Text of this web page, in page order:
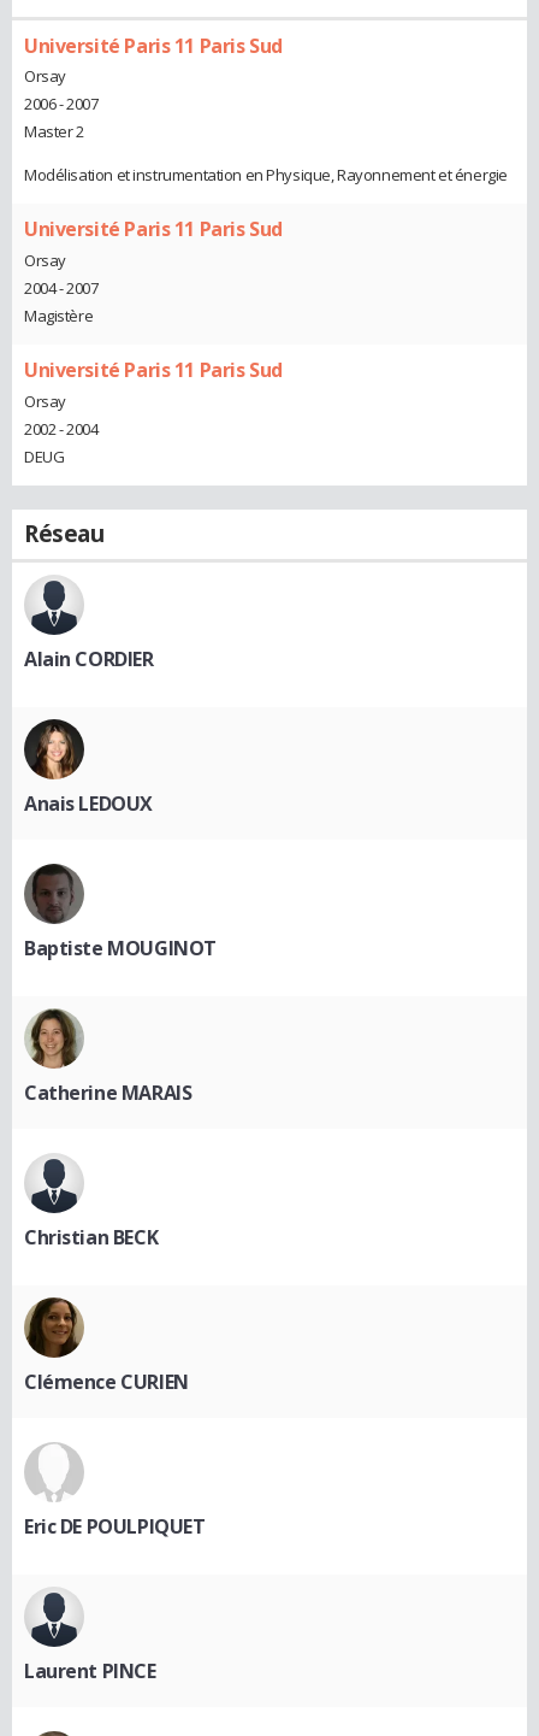
Université Paris 11 Paris Sud
Orsay
2006 - 2007
Master 2
Modélisation et instrumentation en Physique, Rayonnement et énergie
Université Paris 11 Paris Sud
Orsay
2004 - 2007
Magistère
Université Paris 11 Paris Sud
Orsay
2002 - 2004
DEUG
Réseau
Alain CORDIER
Anais LEDOUX
Baptiste MOUGINOT
Catherine MARAIS
Christian BECK
Clémence CURIEN
Eric DE POULPIQUET
Laurent PINCE